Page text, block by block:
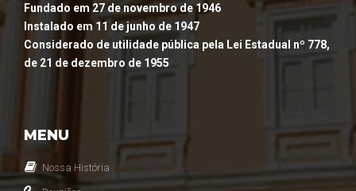
Fundado em 27 de novembro de 1946
Instalado em 11 de junho de 1947
Considerado de utilidade pública pela Lei Estadual nº 778,
de 21 de dezembro de 1955
MENU
Nossa História